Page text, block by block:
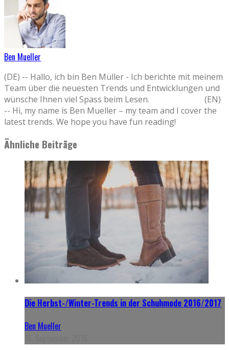
Ben Mueller
(DE) -- Hallo, ich bin Ben Müller - Ich berichte mit meinem
Team über die neuesten Trends und Entwicklungen und
wünsche Ihnen viel Spass beim Lesen. (EN)
-- Hi, my name is Ben Mueller – my team and I cover the
latest trends. We hope you have fun reading!
Ähnliche Beiträge
Die Herbst-/Winter-Trends in der Schuhmode 2016/2017
Ben Mueller